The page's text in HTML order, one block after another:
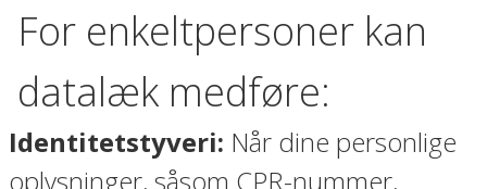
For enkeltpersoner kan
datalæk medføre:
Identitetstyveri: Når dine personlige
oplysninger, såsom CPR-nummer,